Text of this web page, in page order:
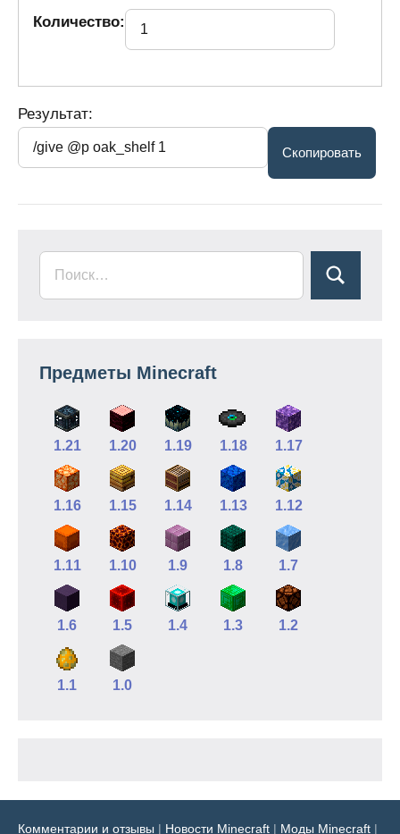
Количество:
Результат:
Предметы Minecraft
1.21 1.20 1.19 1.18 1.17
1.16 1.15 1.14 1.13 1.12
1.11 1.10 1.9 1.8 1.7
1.6 1.5 1.4 1.3 1.2
1.1 1.0
Комментарии и отзывы | Новости Minecraft | Моды Minecraft |